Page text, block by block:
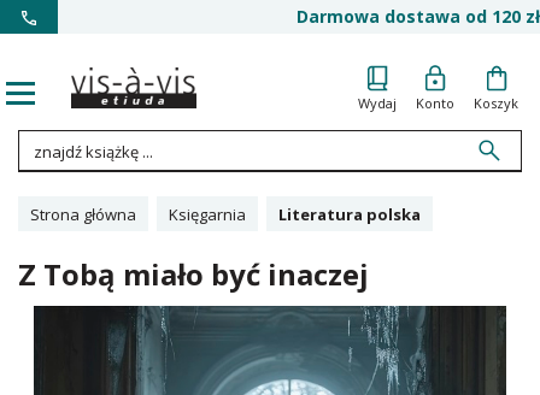
Darmowa dostawa od 120 zł
Wydaj Konto Koszyk
Strona główna Księgarnia Literatura polska
Z Tobą miało być inaczej